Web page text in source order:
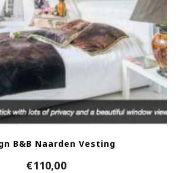
B&B Naarden Vesting
€110,00